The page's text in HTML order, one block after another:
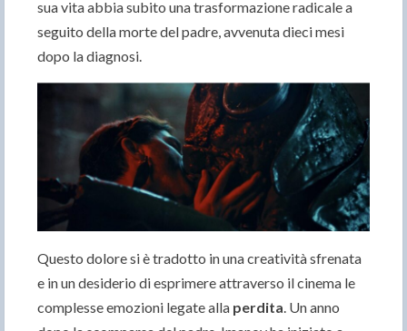
sua vita abbia subito una trasformazione radicale a
seguito della morte del padre, avvenuta dieci mesi
dopo la diagnosi.
Questo dolore si è tradotto in una creatività sfrenata
e in un desiderio di esprimere attraverso il cinema le
complesse emozioni legate alla perdita. Un anno